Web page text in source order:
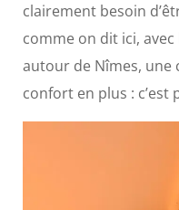
clairement besoin
comme on dit ici,
autour de Nîmes, une
confort en plus : c’est